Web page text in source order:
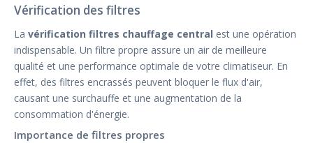
Vérification des filtres
La vérification filtres chauffage central est une opération
indispensable. Un filtre propre assure un air de meilleure
qualité et une performance optimale de votre climatiseur. En
effet, des filtres encrassés peuvent bloquer le flux d'air,
causant une surchauffe et une augmentation de la
consommation d'énergie.
Importance de filtres propres